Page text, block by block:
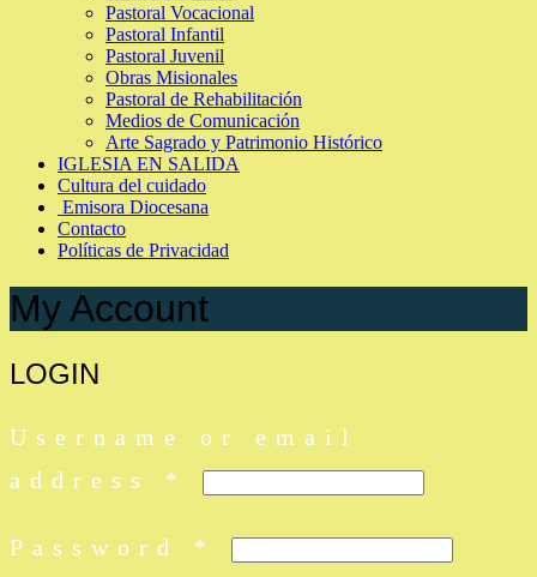
Pastoral Vocacional
Pastoral Infantil
Pastoral Juvenil
Obras Misionales
Pastoral de Rehabilitación
Medios de Comunicación
Arte Sagrado y Patrimonio Histórico
IGLESIA EN SALIDA
Cultura del cuidado
Emisora Diocesana
Contacto
Políticas de Privacidad
My Account
LOGIN
Username or email
address * Required
Password * Required